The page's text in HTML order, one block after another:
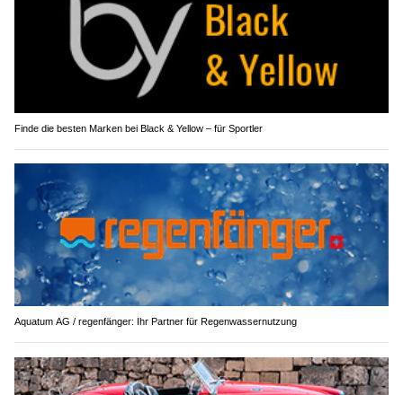
Finde die besten Marken bei Black & Yellow – für Sportler
Aquatum AG / regenfänger: Ihr Partner für Regenwassernutzung